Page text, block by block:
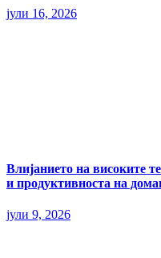
јули 16, 2026
Влијанието на високите
и продуктивноста на
јули 9, 2026